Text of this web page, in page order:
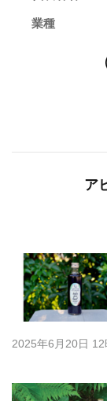
業種
ア
2025年6月20日 12